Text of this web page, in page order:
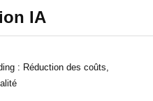
IA
: Réduction des coûts,